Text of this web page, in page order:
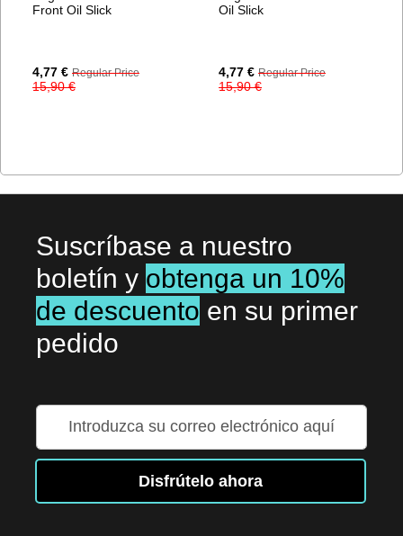
Front Oil Slick
Special
Price
4,77 € Regular Price
15,90 €
Oil Slick
Special
Price
4,77 € Regular Price
15,90 €
Suscríbase a nuestro
boletín y obtenga un 10%
de descuento en su primer
pedido
nuestro
de
Disfrútelo ahora